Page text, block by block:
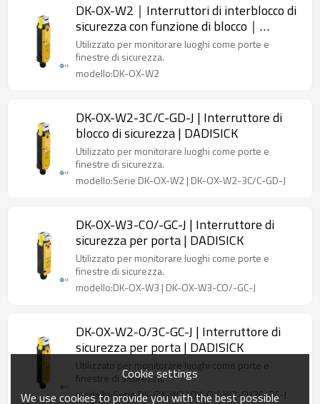
DK-OX-W2｜Interruttori di interblocco di
sicurezza con funzione di blocco｜
DADISICK
Utilizzato per monitorare luoghi come porte e
finestre di sicurezza.
modello:DK-OX-W2
DK-OX-W2-3C/C-GD-J | Interruttore di
blocco di sicurezza | DADISICK
Utilizzato per monitorare luoghi come porte e
finestre di sicurezza.
modello:Serie DK-OX-W2 | DK-OX-W2-3C/C-GD-J
DK-OX-W3-CO/-GC-J | Interruttore di
sicurezza per porta | DADISICK
Utilizzato per monitorare luoghi come porte e
finestre di sicurezza.
modello:DK-OX-W3 | DK-OX-W3-CO/-GC-J
DK-OX-W2-O/3C-GC-J | Interruttore di
sicurezza per porta | DADISICK
Utilizzato per monitorare luoghi come porte e
finestre di sicurezza.
modello:Serie DK-OX-W2 | DK-OX-W2-O/3C-GC-J
Cookie settings
We use cookies to provide you with the best possible